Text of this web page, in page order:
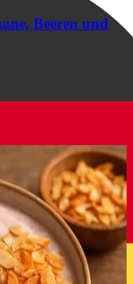
Beeren und